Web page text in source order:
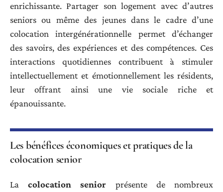
enrichissante. Partager son logement avec d’autres
seniors ou même des jeunes dans le cadre d’une
colocation intergénérationnelle permet d’échanger
des savoirs, des expériences et des compétences. Ces
interactions quotidiennes contribuent à stimuler
intellectuellement et émotionnellement les résidents,
leur offrant ainsi une vie sociale riche et
épanouissante.
Les bénéfices économiques et pratiques de la
colocation senior
Lacolocation senior présente de nombreux